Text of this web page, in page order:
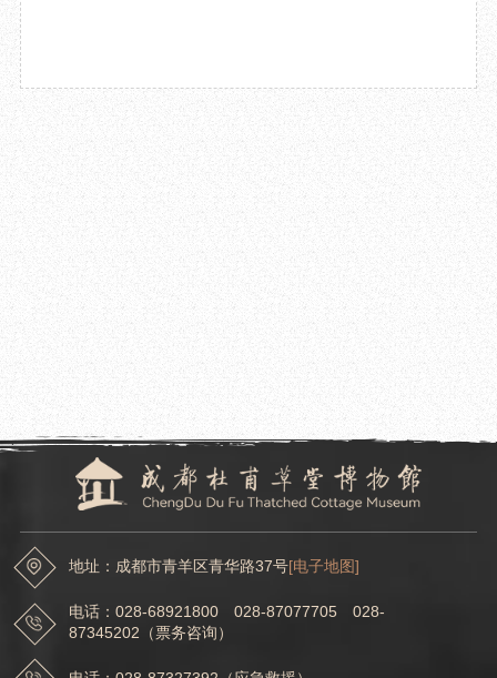
2022.03.22
2022.03.22
成都杜甫草堂博物馆内控信息系统上线试运行
地址：成都市青羊区青华路37号[电子地图]
电话：028-68921800 028-87077705 028-
87345202（票务咨询）